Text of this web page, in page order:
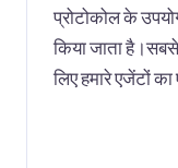
प्रोटोकोल के
किया जाता
लिए हमारे एजेंटों